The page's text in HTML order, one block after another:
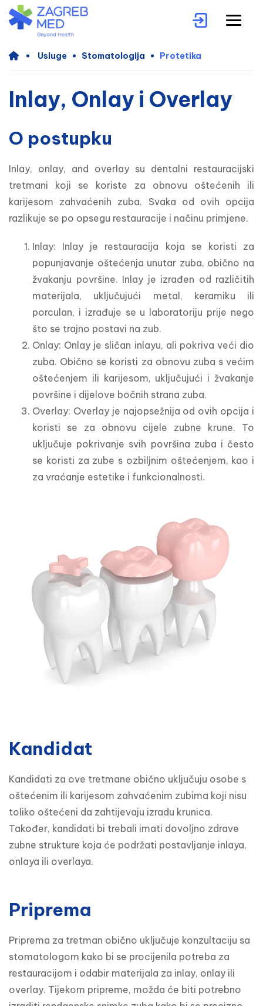
Usluge Stomatologija Protetika
Inlay, Onlay i Overlay
O postupku
Inlay, onlay, and overlay su dentalni restauracijski
tretmani koji se koriste za obnovu oštećenih ili
karijesom zahvaćenih zuba. Svaka od ovih opcija
razlikuje se po opsegu restauracije i načinu primjene.
Inlay: Inlay je restauracija koja se koristi za
popunjavanje oštećenja unutar zuba, obično na
žvakanju površine. Inlay je izrađen od različitih
materijala, uključujući metal, keramiku ili
porculan, i izrađuje se u laboratoriju prije nego
što se trajno postavi na zub.
Onlay: Onlay je sličan inlayu, ali pokriva veći dio
zuba. Obično se koristi za obnovu zuba s većim
oštećenjem ili karijesom, uključujući i žvakanje
površine i dijelove bočnih strana zuba.
Overlay: Overlay je najopsežnija od ovih opcija i
koristi se za obnovu cijele zubne krune. To
uključuje pokrivanje svih površina zuba i često
se koristi za zube s ozbiljnim oštećenjem, kao i
za vraćanje estetike i funkcionalnosti.
Kandidat
Kandidati za ove tretmane obično uključuju osobe s
oštećenim ili karijesom zahvaćenim zubima koji nisu
toliko oštećeni da zahtijevaju izradu krunica.
Također, kandidati bi trebali imati dovoljno zdrave
zubne strukture koja će podržati postavljanje inlaya,
onlaya ili overlaya.
Priprema
Priprema za tretman obično uključuje konzultaciju sa
stomatologom kako bi se procijenila potreba za
restauracijom i odabir materijala za inlay, onlay ili
overlay. Tijekom pripreme, možda će biti potrebno